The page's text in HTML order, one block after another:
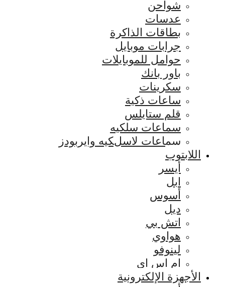
شواحن
عدسات
بطاقات الذاكرة
جرابات موبايل
حوامل للموبايلات
باور بانك
سكرينات
ساعات ذكية
قلم ستايلس
سماعات سلكيه
سماعات لاسلكيه وايربودز
اللابتوب
أيسر
ابل
أسوس
ديل
اتش بي
هواوي
لينوفو
ام اس اي
الأجهزة الإلكترونية